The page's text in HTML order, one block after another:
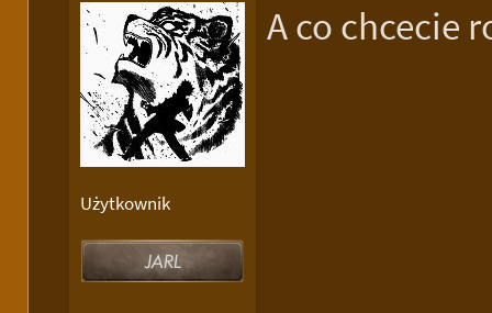
Użytkownik
A co chcecie